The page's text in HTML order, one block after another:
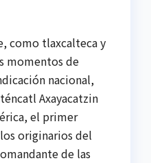
como tlaxcalteca y
momentos de
nacional,
Axayacatzin
el primer
originarios del
de las